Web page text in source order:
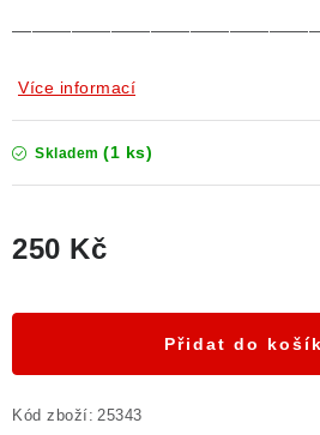
Více informací
Skladem (1 ks)
250 Kč
Přidat do
Kód zboží: 25343